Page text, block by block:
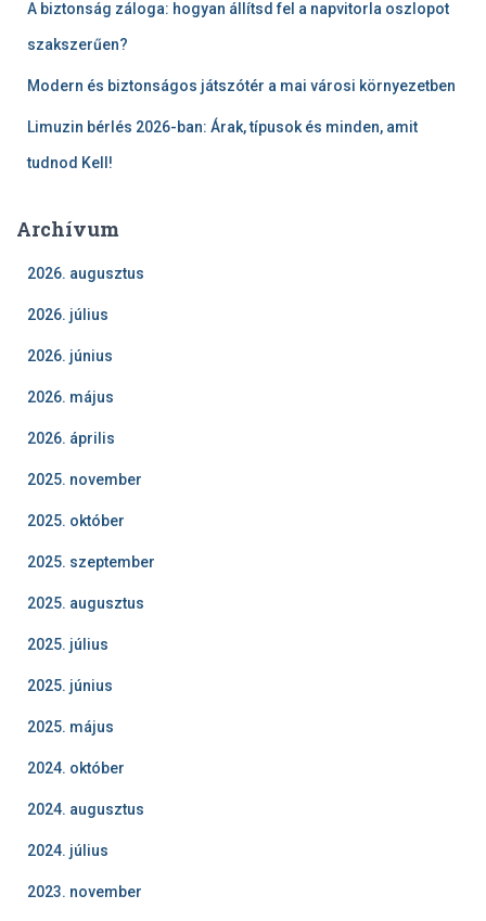
A biztonság záloga: hogyan állítsd fel a napvitorla oszlopot
szakszerűen?
Modern és biztonságos játszótér a mai városi környezetben
Limuzin bérlés 2026-ban: Árak, típusok és minden, amit
tudnod Kell!
Archívum
2026. augusztus
2026. július
2026. június
2026. május
2026. április
2025. november
2025. október
2025. szeptember
2025. augusztus
2025. július
2025. június
2025. május
2024. október
2024. augusztus
2024. július
2023. november